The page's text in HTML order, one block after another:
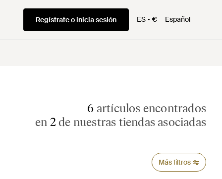
Regístrate o inicia sesión ES € Español
6 artículos encontrados
en 2 de nuestras tiendas asociadas
Más filtros